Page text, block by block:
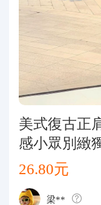
關於我們
美式復古正
感小眾別緻
26.80元
梁**